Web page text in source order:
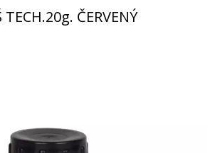
TECH.20g. ČERVENÝ